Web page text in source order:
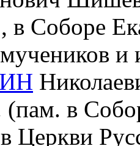
в Соборе
и
в
Церкви